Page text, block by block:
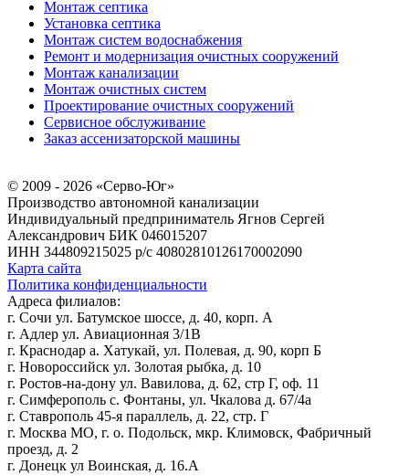
Монтаж септика
Установка септика
Монтаж систем водоснабжения
Ремонт и модернизация очистных сооружений
Монтаж канализации
Монтаж очистных систем
Проектирование очистных сооружений
Сервисное обслуживание
Заказ ассенизаторской машины
© 2009 - 2026 «Серво-Юг»
Производство автономной канализации
Индивидуальный предприниматель Ягнов Сергей
Александрович БИК 046015207
ИНН 344809215025 р/с 40802810126170002090
Карта сайта
Политика конфиденциальности
Адреса филиалов:
г. Сочи ул. Батумское шоссе, д. 40, корп. А
г. Адлер ул. Авиационная 3/1В
г. Краснодар а. Хатукай, ул. Полевая, д. 90, корп Б
г. Новороссийск ул. Золотая рыбка, д. 10
г. Ростов-на-дону ул. Вавилова, д. 62, стр Г, оф. 11
г. Симферополь с. Фонтаны, ул. Чкалова д. 67/4а
г. Ставрополь 45-я параллель, д. 22, стр. Г
г. Москва МО, г. о. Подольск, мкр. Климовск, Фабричный
проезд, д. 2
г. Донецк ул Воинская, д. 16.А